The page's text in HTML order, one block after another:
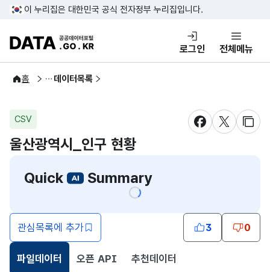
콘텐츠 바로가기
푸터 바로가기
이 누리집은 대한민국 공식 전자정부 누리집입니다.
DATA.GO.KR 공공데이터포털
로그인 전체메뉴
홈
공공데이터 데이터목록
CSV
새창 열림새창 열림
새창
울산광역시_인구 현황
Quick
Summary
관심목록에 추가 3 0
파일데이터
선택됨
오픈 API 추천데이터